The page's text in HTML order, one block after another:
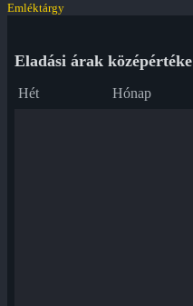
Emléktárgy
Eladási árak középértéke
Hét Hónap